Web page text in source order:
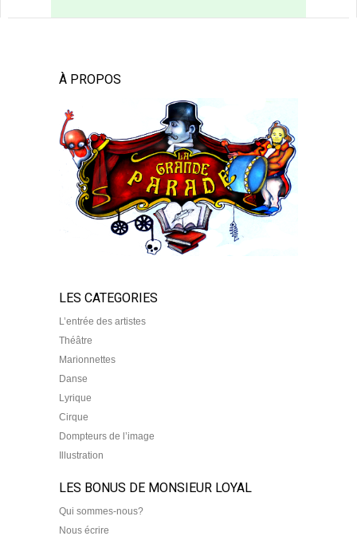
À PROPOS
LES CATEGORIES
L’entrée des artistes
Théâtre
Marionnettes
Danse
Lyrique
Cirque
Dompteurs de l’image
Illustration
LES BONUS DE MONSIEUR LOYAL
Qui sommes-nous?
Nous écrire